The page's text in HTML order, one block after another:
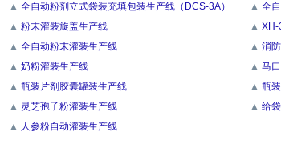
▲ 全自动粉剂立式袋装充填包装生产线（DCS-3A） ▲ 全
▲ 粉末灌装旋盖生产线 ▲ XH-
▲ 全自动粉末灌装生产线 ▲ 消
▲ 奶粉灌装生产线 ▲ 马
▲ 瓶装片剂胶囊罐装生产线 ▲ 瓶
▲ 灵芝孢子粉灌装生产线 ▲ 给
▲ 人参粉自动灌装生产线